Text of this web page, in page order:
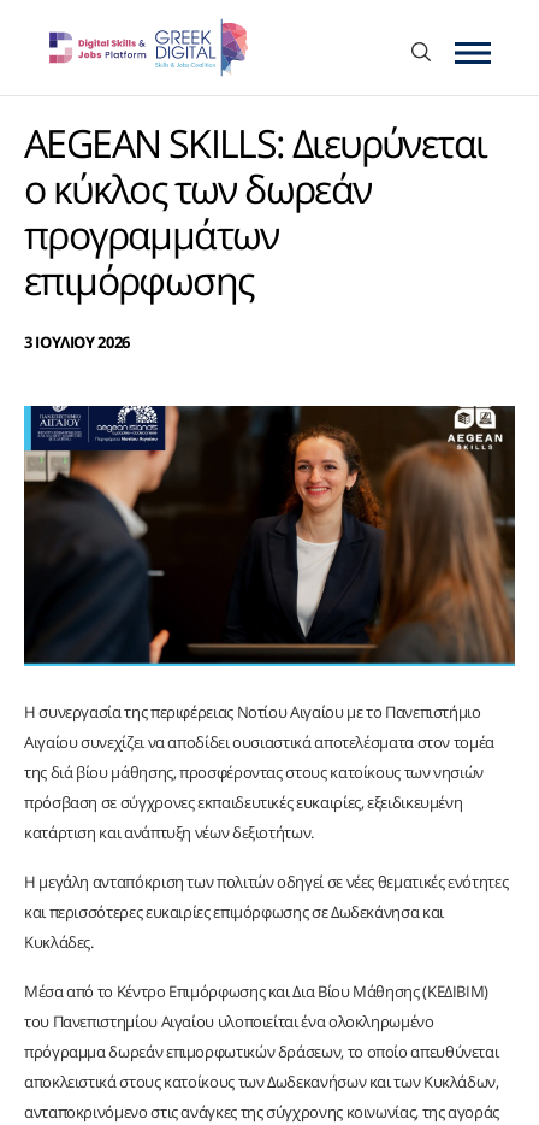
AEGEAN SKILLS: Διευρύνεται
ο κύκλος των δωρεάν
προγραμμάτων
επιμόρφωσης
3 ΙΟΥΛΙΟΥ 2026
Η συνεργασία της περιφέρειας Νοτίου Αιγαίου με το Πανεπιστήμιο
Αιγαίου συνεχίζει να αποδίδει ουσιαστικά αποτελέσματα στον τομέα
της διά βίου μάθησης, προσφέροντας στους κατοίκους των νησιών
πρόσβαση σε σύγχρονες εκπαιδευτικές ευκαιρίες, εξειδικευμένη
κατάρτιση και ανάπτυξη νέων δεξιοτήτων.
Η μεγάλη ανταπόκριση των πολιτών οδηγεί σε νέες θεματικές ενότητες
και περισσότερες ευκαιρίες επιμόρφωσης σε Δωδεκάνησα και
Κυκλάδες.
Μέσα από το Κέντρο Επιμόρφωσης και Δια Βίου Μάθησης (ΚΕΔΙΒΙΜ)
του Πανεπιστημίου Αιγαίου υλοποιείται ένα ολοκληρωμένο
πρόγραμμα δωρεάν επιμορφωτικών δράσεων, το οποίο απευθύνεται
αποκλειστικά στους κατοίκους των Δωδεκανήσων και των Κυκλάδων,
ανταποκρινόμενο στις ανάγκες της σύγχρονης κοινωνίας, της αγοράς